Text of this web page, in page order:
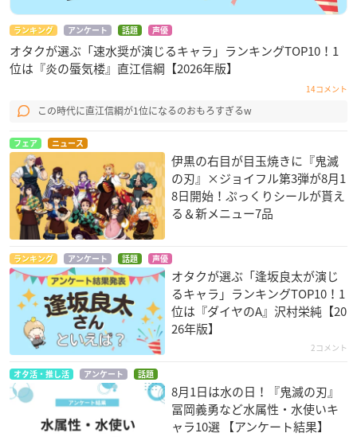
ランキング アンケート 話題 声優
オタクが選ぶ「速水奨が演じるキャラ」ランキングTOP10！1
位は『炎の蜃気楼』直江信綱【2026年版】
14コメント
この時代に直江信綱が1位になるのおもろすぎるw
フェア ニュース
伊黒の右目が目玉焼きに『鬼滅
の刃』×ジョイフル第3弾が8月1
8日開始！ぷっくりシールが貰え
る＆新メニュー7品
ランキング アンケート 話題 声優
オタクが選ぶ「逢坂良太が演じ
るキャラ」ランキングTOP10！1
位は『ダイヤのA』沢村栄純【20
26年版】
2コメント
オタ活・推し活 アンケート 話題
8月1日は水の日！『鬼滅の刃』
冨岡義勇など水属性・水使いキ
ャラ10選 【アンケート結果】